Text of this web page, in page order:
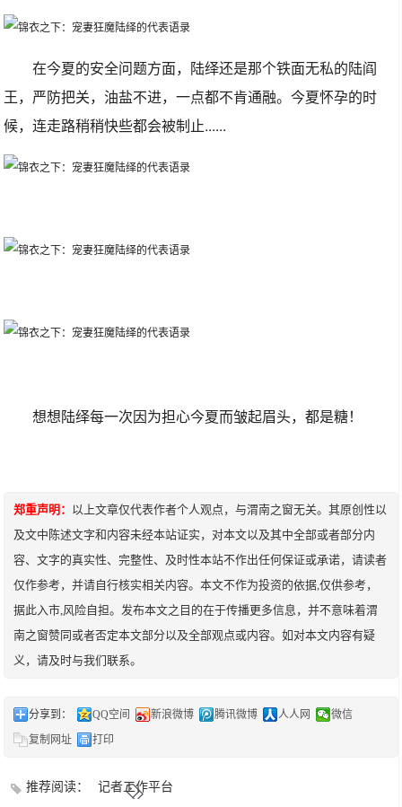
在今夏的安全问题方面，陆绎还是那个铁面无私的陆阎
王，严防把关，油盐不进，一点都不肯通融。今夏怀孕的时
候，连走路稍稍快些都会被制止......
想想陆绎每一次因为担心今夏而皱起眉头，都是糖！
郑重声明： 以上文章仅代表作者个人观点，与渭南之窗无关。其原创性以
及文中陈述文字和内容未经本站证实，对本文以及其中全部或者部分内
容、文字的真实性、完整性、及时性本站不作出任何保证或承诺，请读者
仅作参考，并请自行核实相关内容。本文不作为投资的依据,仅供参考，
据此入市,风险自担。发布本文之目的在于传播更多信息，并不意味着渭
南之窗赞同或者否定本文部分以及全部观点或内容。如对本文内容有疑
义，请及时与我们联系。
分享到： QQ空间 新浪微博 腾讯微博 人人网
微信
复制网址
打印
推荐阅读： 记者工作平台